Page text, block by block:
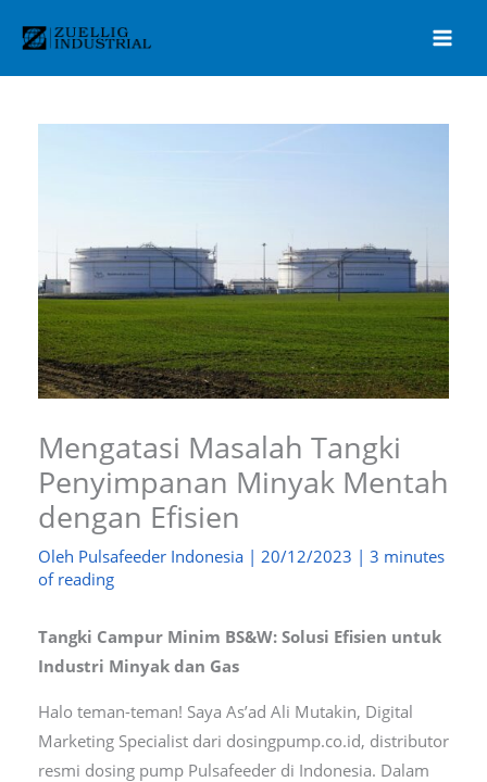
konten
Mengatasi Masalah Tangki
Penyimpanan Minyak Mentah
dengan Efisien
Oleh Pulsafeeder Indonesia | 20/12/2023 | 3 minutes
of reading
Tangki Campur Minim BS&W: Solusi Efisien untuk
Industri Minyak dan Gas
Halo teman-teman! Saya As’ad Ali Mutakin, Digital
Marketing Specialist dari dosingpump.co.id, distributor
resmi dosing pump Pulsafeeder di Indonesia. Dalam